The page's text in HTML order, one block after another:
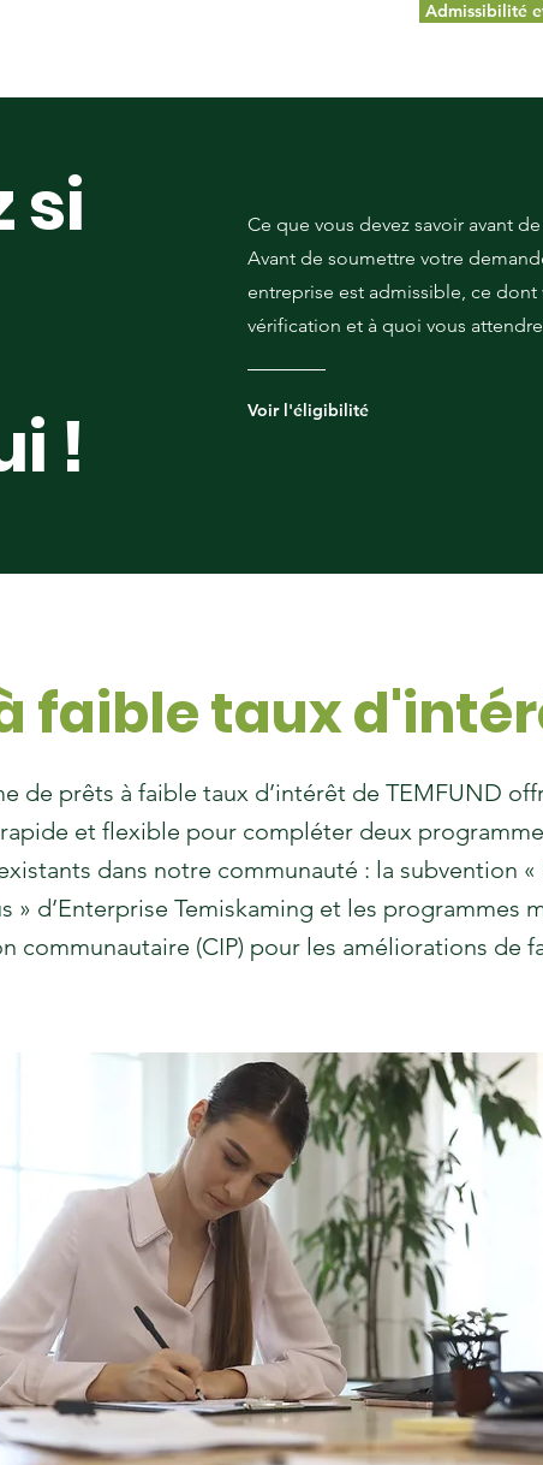
Admissibilité
si
!
Ce que vous devez savoir avant
Avant de soumettre votre
entreprise est admissible, ce
vérification et à quoi vous
Voir l'éligibilité
faible taux
de prêts à faible taux d’intérêt de TEMFUND
et flexible pour compléter deux
dans notre communauté : la subvention «
» d’Enterprise Temiskaming et les programmes
communautaire (CIP) pour les améliorations de